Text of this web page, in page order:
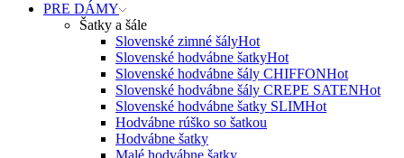
PRE DÁMY
Šatky a šále
Slovenské zimné šályHot
Slovenské hodvábne šatkyHot
Slovenské hodvábne šály CHIFFONHot
Slovenské hodvábne šály CREPE SATENHot
Slovenské hodvábne šatky SLIMHot
Hodvábne rúško so šatkou
Hodvábne šatky